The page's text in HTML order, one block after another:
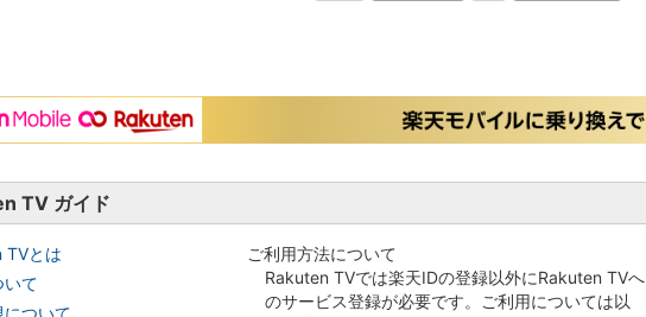
TV ガイド
TVとは
いて
ついて
ご利用方法について
Rakuten TVでは楽天IDの登録以外にRakuten TVへ
のサービス登録が必要です。ご利用については以